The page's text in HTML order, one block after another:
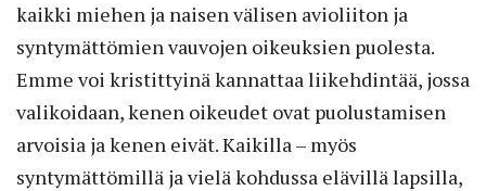
kaikki miehen ja naisen välisen avioliiton ja
syntymättömien vauvojen oikeuksien puolesta.
Emme voi kristittyinä kannattaa liikehdintää, jossa
valikoidaan, kenen oikeudet ovat puolustamisen
arvoisia ja kenen eivät. Kaikilla – myös
syntymättömillä ja vielä kohdussa elävillä lapsilla,